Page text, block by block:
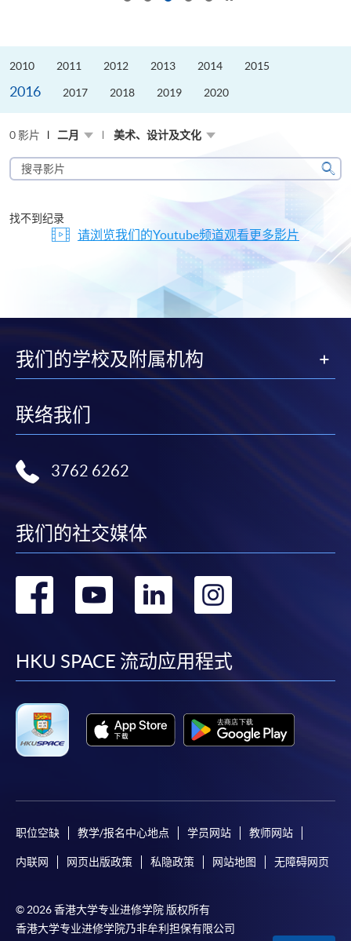
2010 2011 2012 2013 2014 2015
2016 2017 2018 2019 2020
0 影片 二月 美术、设计及文化
搜
寻
片
搜
找不到纪录
请浏览我们的Youtube频道观看更多影片
我们的学校及附属机构
联络我们
3762 6262
我们的社交媒体
转
facebook
转
youtube
转
linkedin
转
HKU SPACE 流动应用程式
职位空缺 教学/报名中心地点 学员网站 教师网站
内联网 网页出版政策 私隐政策 网站地图 无障碍网页
© 2026 香港大学专业进修学院 版权所有
香港大学专业进修学院乃非牟利担保有限公司